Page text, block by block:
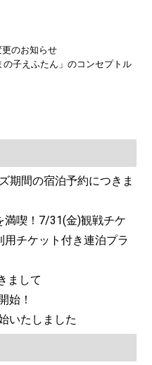
更のお知らせ
子えふたん」のコンセプトル
期間の宿泊予約につきま
満喫！7/31(金)観戦チケ
チケット付き連泊プラ
まして
始！
いたしました